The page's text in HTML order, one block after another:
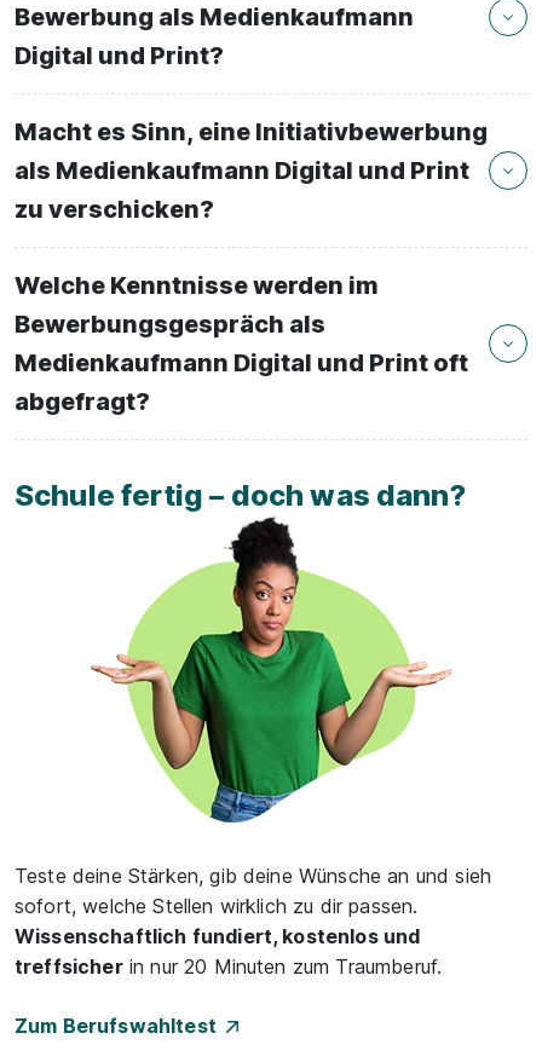
Bewerbung als Medienkaufmann
Digital und Print?
Macht es Sinn, eine Initiativbewerbung
als Medienkaufmann Digital und Print
zu verschicken?
Welche Kenntnisse werden im
Bewerbungsgespräch als
Medienkaufmann Digital und Print oft
abgefragt?
Schule fertig – doch was dann?
Teste deine Stärken, gib deine Wünsche an und sieh
sofort, welche Stellen wirklich zu dir passen.
Wissenschaftlich fundiert, kostenlos und
treffsicherin nur 20 Minuten zum Traumberuf.
Zum Berufswahltest